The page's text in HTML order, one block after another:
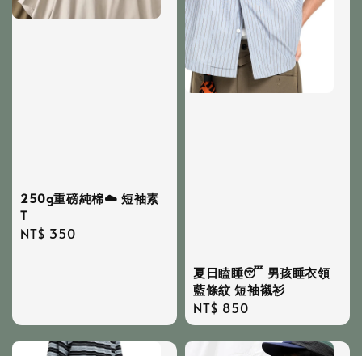
250g重磅純棉☁️ 短袖素
T
Regular
NT$ 350
夏日瞌睡😴 男孩睡衣領
藍條紋 短袖襯衫
Regular
price
NT$ 850